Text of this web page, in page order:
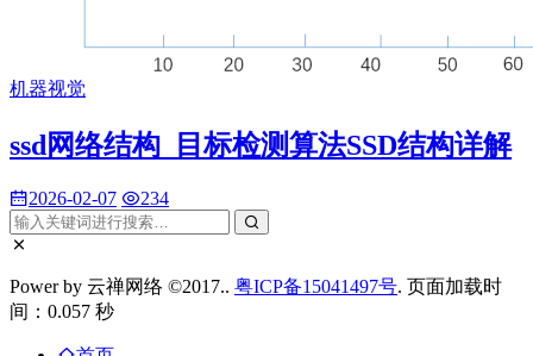
机器视觉
ssd网络结构_目标检测算法SSD结构详解
2026-02-07 234
Power by 云禅网络 ©2017.. 粤ICP备15041497号. 页面加载时
间：0.057 秒